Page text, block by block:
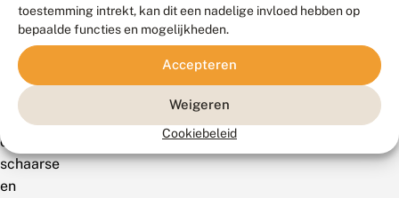
toestemming intrekt, kan dit een nadelige invloed hebben op
bepaalde functies en mogelijkheden.
Accepteren
Weigeren
Cookiebeleid
waargenomen
libellen
zijn
heidelibellen
ook
schaarse
en